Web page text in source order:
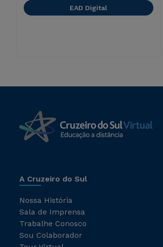
EAD Digital
A Cruzeiro do Sul
Nossa História
Sala de Imprensa
Trabalhe Conosco
Sou Colaborador